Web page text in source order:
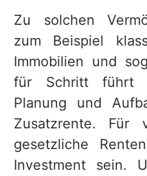
Zu solchen
zum Beispiel
Immobilien und
für Schritt führt
Planung und
Zusatzrente. Für
gesetzliche
Investment sein.